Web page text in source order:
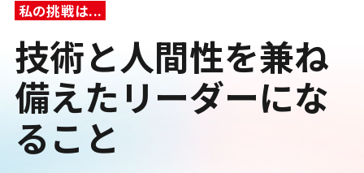
私の挑戦は...
技術と人間性を兼ね
備えたリーダーにな
ること